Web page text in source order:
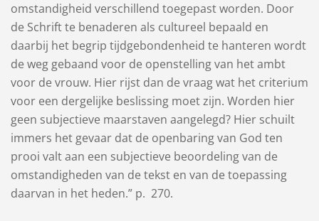
omstandigheid verschillend toegepast worden. Door
de Schrift te benaderen als cultureel bepaald en
daarbij het begrip tijdgebondenheid te hanteren wordt
de weg gebaand voor de openstelling van het ambt
voor de vrouw. Hier rijst dan de vraag wat het criterium
voor een dergelijke beslissing moet zijn. Worden hier
geen subjectieve maarstaven aangelegd? Hier schuilt
immers het gevaar dat de openbaring van God ten
prooi valt aan een subjectieve beoordeling van de
omstandigheden van de tekst en van de toepassing
daarvan in het heden.” p. 270.